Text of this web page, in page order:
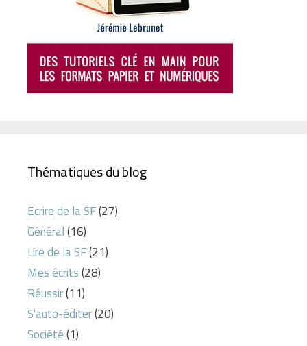
Thématiques du blog
Ecrire de la SF(27)
Général(16)
Lire de la SF(21)
Mes écrits(28)
Réussir(11)
S'auto-éditer(20)
Société(1)